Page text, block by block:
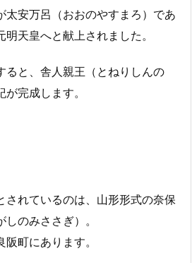
太安万呂（おおのやすまろ）であ
天皇へと献上されました。
ると、舎人親王（とねりしんの
完成します。
されているのは、山形形式の奈保
のみささぎ）。
町にあります。